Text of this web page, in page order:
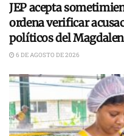
JEP acepta
ordena verificar
políticos del
6 DE AGOSTO DE 2026